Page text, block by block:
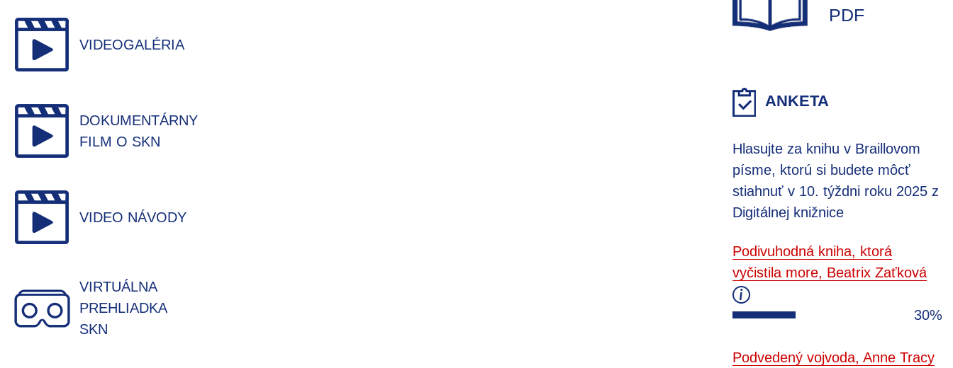
VIDEOGALÉRIA
DOKUMENTÁRNY
FILM O SKN
VIDEO NÁVODY
VIRTUÁLNA
PREHLIADKA
SKN
PDF
ANKETA
Hlasujte za knihu v Braillovom
písme, ktorú si budete môcť
stiahnuť v 10. týždni roku 2025 z
Digitálnej knižnice
Podivuhodná kniha, ktorá
vyčistila more, Beatrix Zaťková
30%
Podvedený vojvoda, Anne Tracy